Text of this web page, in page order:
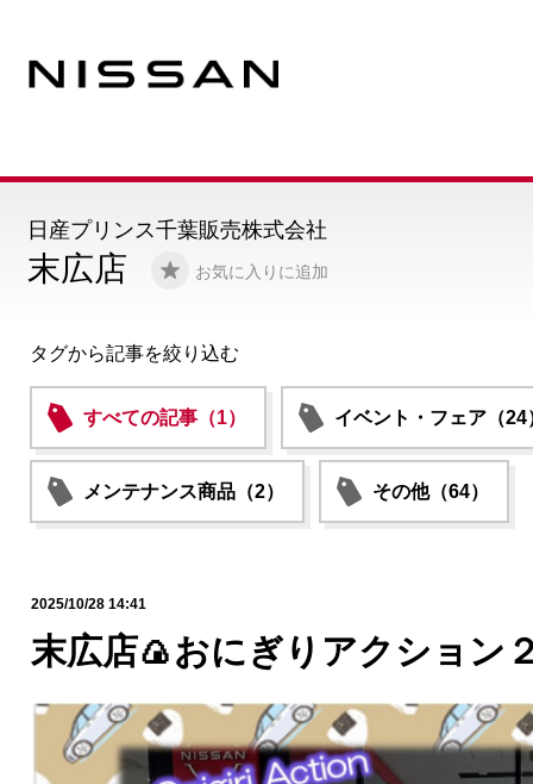
末広店 お気に入りに追加
日産プリンス千葉販売株式会社
タグから記事を絞り込む
すべての記事（1） イベント・フェア（24
メンテナンス商品（2） その他（64）
2025/10/28 14:41
末広店🍙おにぎりアクション